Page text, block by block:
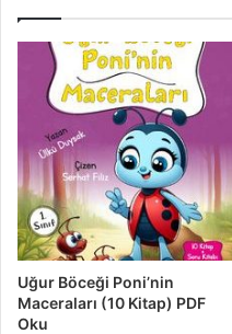
Uğur Böceği Poni’nin
Maceraları (10 Kitap) PDF
Oku